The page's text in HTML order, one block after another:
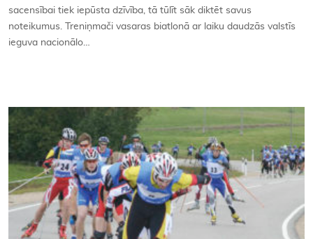
sacensībai tiek iepūsta dzīvība, tā tūlīt sāk diktēt savus
noteikumus. Treniņmači vasaras biatlonā ar laiku daudzās valstīs
ieguva nacionālo…